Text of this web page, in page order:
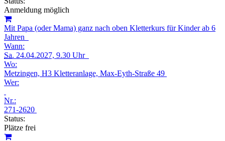
Anmeldung möglich
Mit Papa (oder Mama) ganz nach oben Kletterkurs für Kinder ab 6
Jahren
Wann:
Sa. 24.04.2027, 9.30 Uhr
Wo:
Metzingen, H3 Kletteranlage, Max-Eyth-Straße 49
Wer:
Nr.:
271-2620
Status:
Plätze frei